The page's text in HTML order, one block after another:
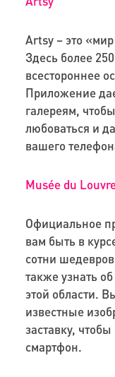
Artsy – это
Здесь более
всестороннее
Приложение
галереям,
любоваться и
вашего
Musée du
Официальное
вам быть в
сотни
также узнать
этой области.
известные
заставку,
смартфон.